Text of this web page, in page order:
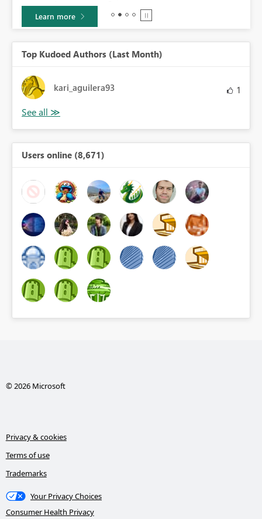
Learn more
Top Kudoed Authors (Last Month)
kari_aguilera93 1
Users online (8,671)
© 2026 Microsoft
Privacy & cookies
Terms of use
Trademarks
Your Privacy Choices
Consumer Health Privacy